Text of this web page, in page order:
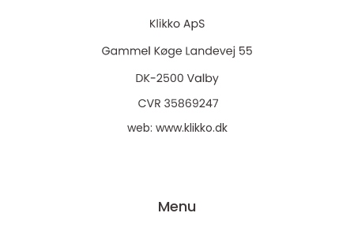
web: www.klikko.dk
Menu